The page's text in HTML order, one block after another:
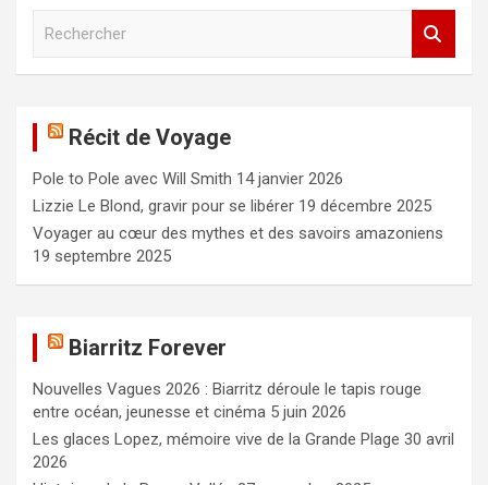
c
h
e
r
Récit de Voyage
Pole to Pole avec Will Smith 14 janvier 2026
Lizzie Le Blond, gravir pour se libérer 19 décembre 2025
Voyager au cœur des mythes et des savoirs amazoniens
19 septembre 2025
Biarritz Forever
Nouvelles Vagues 2026 : Biarritz déroule le tapis rouge
entre océan, jeunesse et cinéma 5 juin 2026
Les glaces Lopez, mémoire vive de la Grande Plage 30 avril
2026